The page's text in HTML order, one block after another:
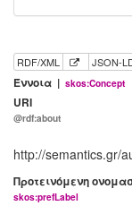
RDF/XML JSON-
Έννοια | skos:Concept
URI
@rdf:about
http://semantics.gr/
Προτεινόμενη
skos:prefLabel